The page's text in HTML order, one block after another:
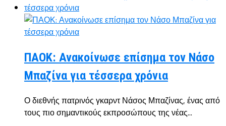
ΠΑΟΚ: Ανακοίνωσε επίσημα τον Νάσο
Μπαζίνα για τέσσερα χρόνια
Ο διεθνής πατρινός γκαρντ Νάσος Μπαζίνας, ένας από
τους πιο σημαντικούς εκπροσώπους της νέας...